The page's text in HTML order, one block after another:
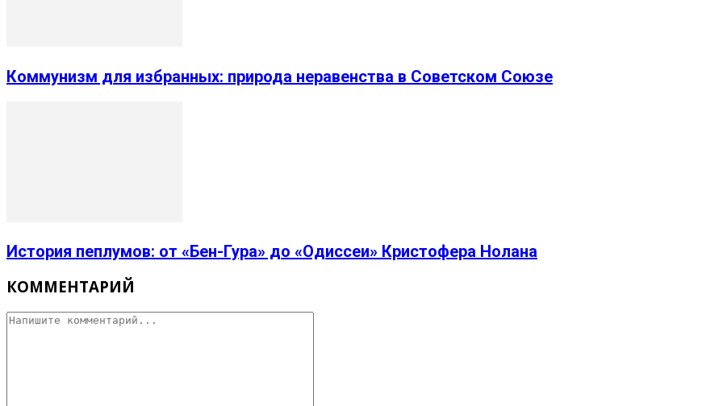
Коммунизм для избранных: природа неравенства в Советском Союзе
История пеплумов: от «Бен-Гура» до «Одиссеи» Кристофера Нолана
КОММЕНТАРИЙ